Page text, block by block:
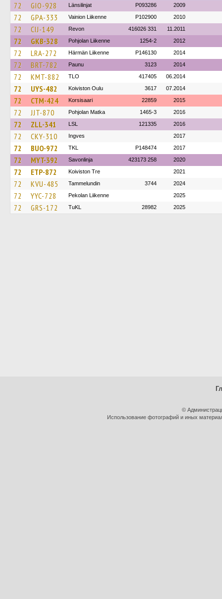
72 GIO-928 Länsilinjat P093286 2009
72 GPA-333 Vainion Liikenne P102900 2010
72 CIJ-149 Revon 416026 331 11.2011
72 GKB-328 Pohjolan Liikenne 1254-2 2012
72 LRA-272 Härmän Liikenne P146130 2014
72 BRT-782 Paunu 3123 2014
72 KMT-882 TLO 417405 06.2014
72 UYS-482 Koiviston Oulu 3617 07.2014
72 CTM-424 Korsisaari 22859 2015
72 JJT-870 Pohjolan Matka 1465-3 2016
72 ZLL-341 LSL 121335 2016
72 CKY-310 Ingves 2017
72 BUO-972 TKL P148474 2017
72 MYT-392 Savonlinja 423173 258 2020
72 ETP-872 Koiviston Tre 2021
72 KVU-485 Tammelundin 3744 2024
72 YYC-728 Pekolan Liikenne 2025
72 GRS-172 TuKL 28982 2025
©
Использование фотографий и иных